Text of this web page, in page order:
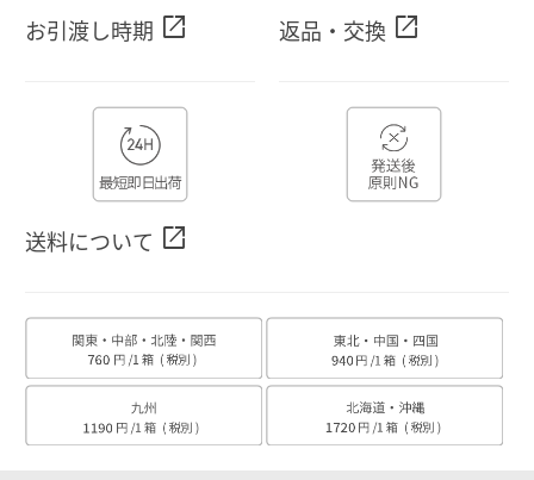
お引渡し時期 open_in_new 返品・交換 open_in_new
送料について open_in_new